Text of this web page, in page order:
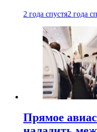
2 года спустя2 года
Прямое